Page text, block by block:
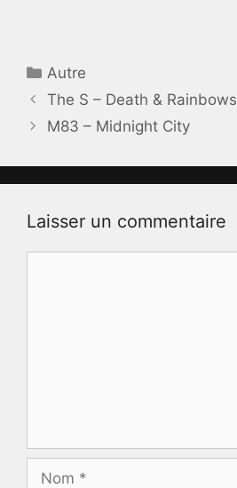
Catégories
Autre
The S – Death & Rainbows
M83 – Midnight City
Laisser un commentaire